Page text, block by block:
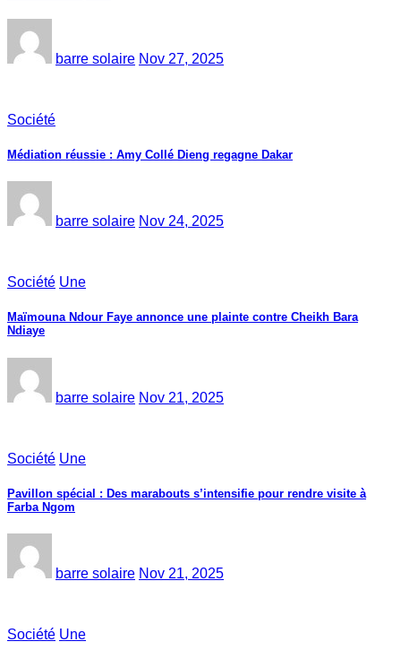
barre solaire Nov 27, 2025
Société
Médiation réussie : Amy Collé Dieng regagne Dakar
barre solaire Nov 24, 2025
Société Une
Maïmouna Ndour Faye annonce une plainte contre Cheikh Bara
Ndiaye
barre solaire Nov 21, 2025
Société Une
Pavillon spécial : Des marabouts s’intensifie pour rendre visite à
Farba Ngom
barre solaire Nov 21, 2025
Société Une